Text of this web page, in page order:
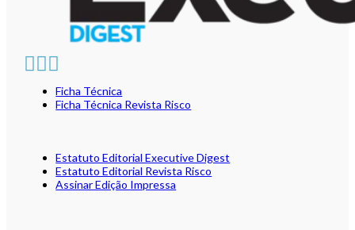
Ficha Técnica
Ficha Técnica Revista Risco
Estatuto Editorial Executive Digest
Estatuto Editorial Revista Risco
Assinar Edição Impressa